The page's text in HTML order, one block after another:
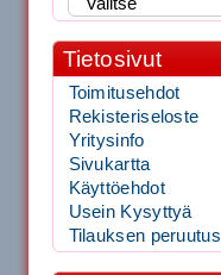
Tietosivut
Toimitusehdot
Rekisteriseloste
Yritysinfo
Sivukartta
Käyttöehdot
Usein Kysyttyä
Tilauksen peruutus